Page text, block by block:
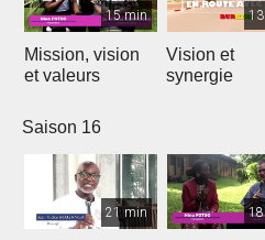
15 min
Mission, vision
et valeurs
Vision et
synergie
Saison 16
21 min